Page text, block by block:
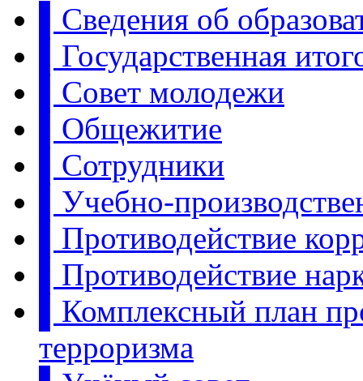
▌Сведения об
▌Государственная
▌Совет молодежи
▌Общежитие
▌Сотрудники
▌Учебно-
▌Противодействие
▌Противодействие
▌Комплексный план
терроризма